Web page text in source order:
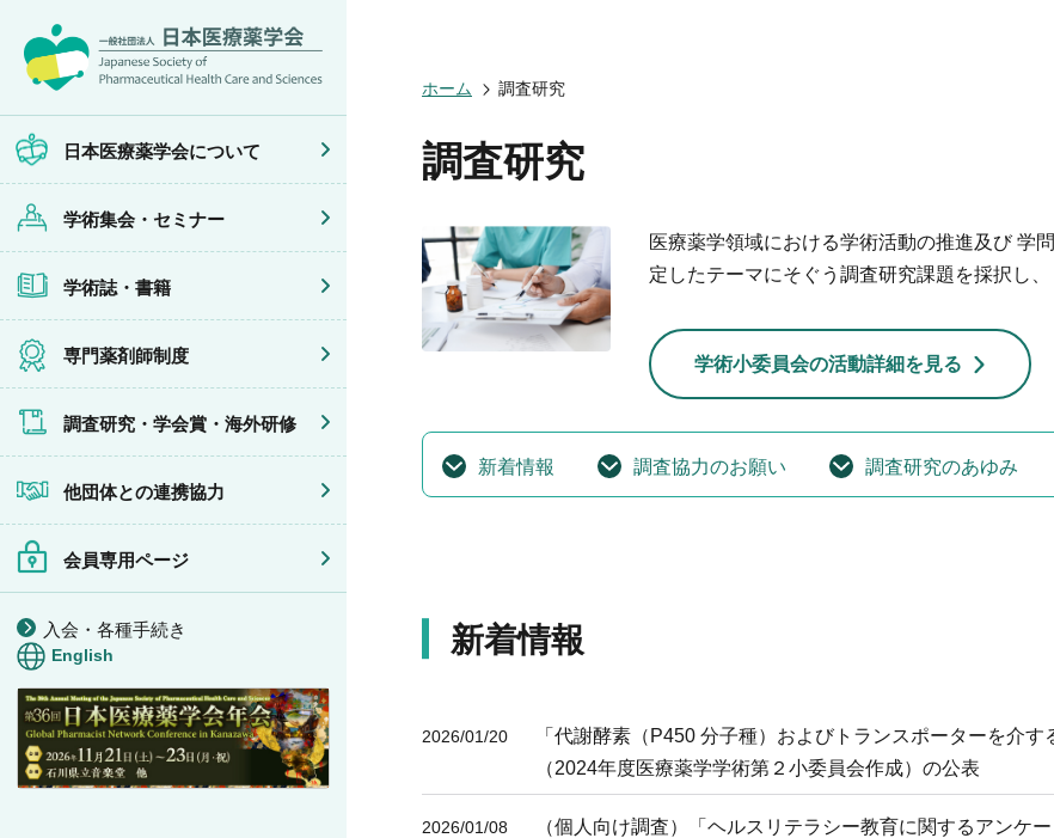
日本医療薬学会について
会頭挨拶
沿革・あゆみ
組織・名簿
規程・細則
情報公開
学会概要
薬剤師業務に関する情報提供
学術集会・セミナー
年会
フレッシャーズ・カンファランス
臨床研究セミナー
がん専門薬剤師集中教育講座
がん専門薬剤師全体会議
がん専門薬剤師アドバンスト研修会
症例関連セミナー
その他の主催イベント
共催・後援イベント
学術誌・書籍
JPHCS（英文誌）
専門薬剤師制度
医療薬学専門薬剤師制度
薬物療法専門薬剤師制度
地域薬学ケア専門薬剤師制度
調査研究・学会賞・海外研修
学会賞
他団体との連携協力
イベントの共催・後援
会員専用ページ
マイページ
入会・各種手続き
English
ホーム 調査研究
調査研究
医療薬学領域における学術活動の推進及び 学
定したテーマにそぐう調査研究課題を採択し
学術小委員会の活動詳細を見る
新着情報 調査協力のお願い 調査研究のあゆみ
新着情報
2026/01/20
「代謝酵素（P450 分子種）およびトランスポーターを介
（2024年度医療薬学学術第２小委員会作成）の公表
2026/01/08 （個人向け調査）「ヘルスリテラシー教育に関するアンケ